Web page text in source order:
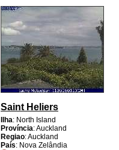
Saint Heliers
Ilha: North Island
Província: Auckland
Regiao: Auckland
País: Nova Zelândia